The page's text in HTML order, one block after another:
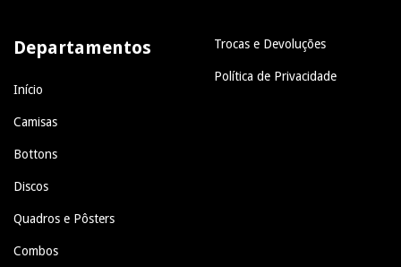
Departamentos
Início
Camisas
Bottons
Discos
Quadros e Pôsters
Combos
Trocas e Devoluções
Política de Privacidade